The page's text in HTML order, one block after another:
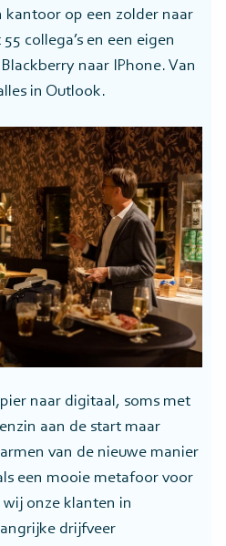
kantoor op een zolder naar
collega’s en een eigen
naar IPhone. Van
in Outlook.
naar digitaal, soms met
aan de start maar
van de nieuwe manier
een mooie metafoor voor
onze klanten in
drijfveer